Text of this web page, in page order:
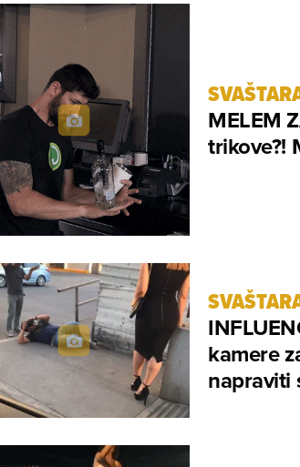
MELEM
trikove?!
kamere
napraviti